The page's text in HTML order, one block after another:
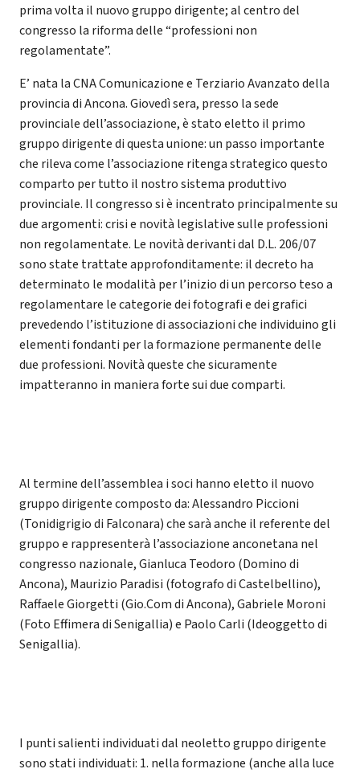
prima volta il nuovo gruppo dirigente; al centro del
congresso la riforma delle “professioni non
regolamentate”.
E’ nata la CNA Comunicazione e Terziario Avanzato della
provincia di Ancona. Giovedì sera, presso la sede
provinciale dell’associazione, è stato eletto il primo
gruppo dirigente di questa unione: un passo importante
che rileva come l’associazione ritenga strategico questo
comparto per tutto il nostro sistema produttivo
provinciale. Il congresso si è incentrato principalmente su
due argomenti: crisi e novità legislative sulle professioni
non regolamentate. Le novità derivanti dal D.L. 206/07
sono state trattate approfonditamente: il decreto ha
determinato le modalità per l’inizio di un percorso teso a
regolamentare le categorie dei fotografi e dei grafici
prevedendo l’istituzione di associazioni che individuino gli
elementi fondanti per la formazione permanente delle
due professioni. Novità queste che sicuramente
impatteranno in maniera forte sui due comparti.
Al termine dell’assemblea i soci hanno eletto il nuovo
gruppo dirigente composto da: Alessandro Piccioni
(Tonidigrigio di Falconara) che sarà anche il referente del
gruppo e rappresenterà l’associazione anconetana nel
congresso nazionale, Gianluca Teodoro (Domino di
Ancona), Maurizio Paradisi (fotografo di Castelbellino),
Raffaele Giorgetti (Gio.Com di Ancona), Gabriele Moroni
(Foto Effimera di Senigallia) e Paolo Carli (Ideoggetto di
Senigallia).
I punti salienti individuati dal neoletto gruppo dirigente
sono stati individuati: 1. nella formazione (anche alla luce